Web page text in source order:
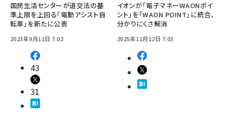
国民生活センターが道交法の基
準上限を上回る「電動アシスト自
転車」を新たに公表
2023年9月11日 7:02
43
31
イオンが「電子マネーWAONポイ
ント」を「WAON POINT」に統合、
分かりにくさ解消
2025年11月12日 7:03